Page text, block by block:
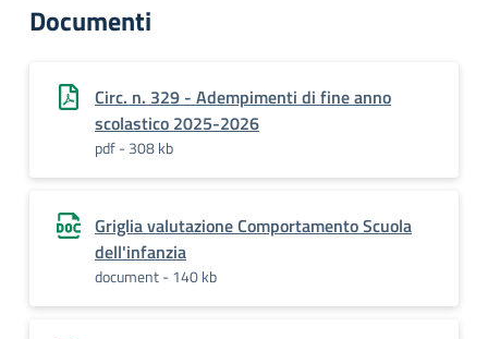
Documenti
Circ. n. 329 - Adempimenti di fine anno
scolastico 2025-2026
pdf - 308 kb
Griglia valutazione Comportamento Scuola
dell'infanzia
document - 140 kb